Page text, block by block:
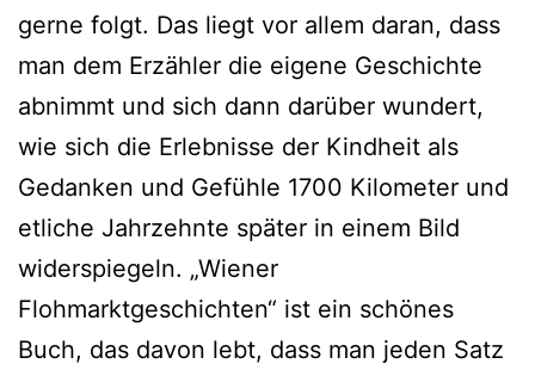
gerne folgt. Das liegt vor allem daran, dass
man dem Erzähler die eigene Geschichte
abnimmt und sich dann darüber wundert,
wie sich die Erlebnisse der Kindheit als
Gedanken und Gefühle 1700 Kilometer und
etliche Jahrzehnte später in einem Bild
widerspiegeln. „Wiener
Flohmarktgeschichten“ ist ein schönes
Buch, das davon lebt, dass man jeden Satz